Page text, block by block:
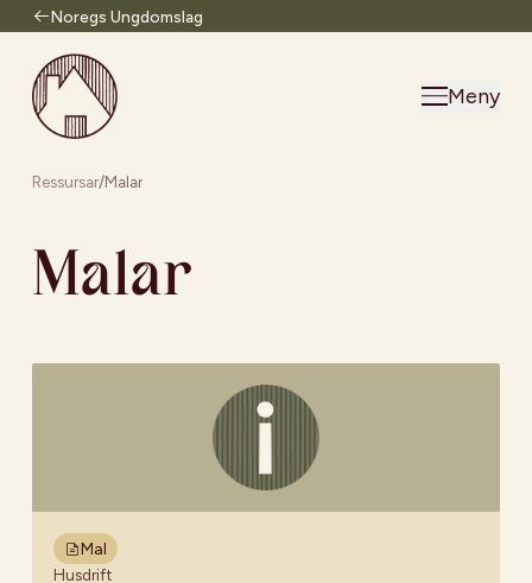
Noregs Ungdomslag
Til forsiden
Meny
Ressursar/Malar
Malar
Mal
Husdrift